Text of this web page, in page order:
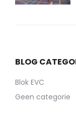
BLOG
Blok EVC
Geen categorie